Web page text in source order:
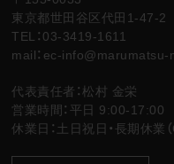
東京都世田谷区代田1-47-2
TEL：03-3419-1611
mail：ec-info@marumatsu-
代表責任者：松村 金栄
営業時間：平日 9:00-17:00
休業日：土日祝日・長期休業